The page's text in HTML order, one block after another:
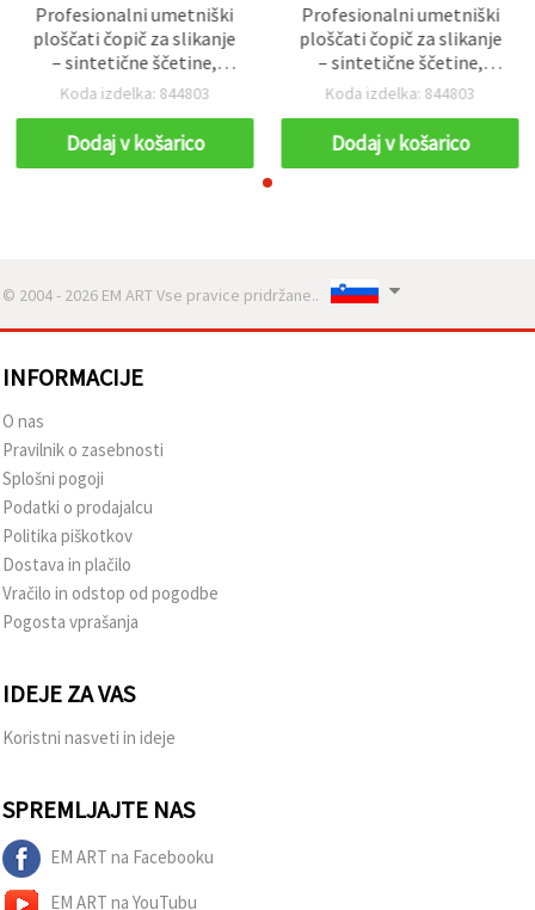
Profesionalni umetniški
ploščati čopič za slikanje
– sintetične ščetine,
velikost št. 6
Koda izdelka: 844803
Dodaj v košarico
Profesionalni umetniški
ploščati čopič za slikanje
– sintetične ščetine,
velikost št. 6
Koda izdelka: 844803
Dodaj v košarico
© 2004 - 2026 EM ART Vse pravice pridržane..
INFORMACIJE
O nas
Pravilnik o zasebnosti
Splošni pogoji
Podatki o prodajalcu
Politika piškotkov
Dostava in plačilo
Vračilo in odstop od pogodbe
Pogosta vprašanja
IDEJE ZA VAS
Koristni nasveti in ideje
SPREMLJAJTE NAS
EM ART na Facebooku
EM ART na YouTubu